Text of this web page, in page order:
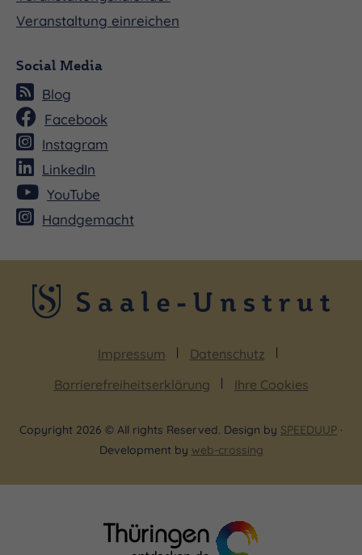
Veranstaltung einreichen
Social Media
Blog
Facebook
Instagram
LinkedIn
YouTube
Handgemacht
Impressum
Datenschutz
Barrierefreiheitserklärung
Ihre Cookies
Copyright 2026 © All rights Reserved. Design by SPEEDUUP ·
Development by web-crossing